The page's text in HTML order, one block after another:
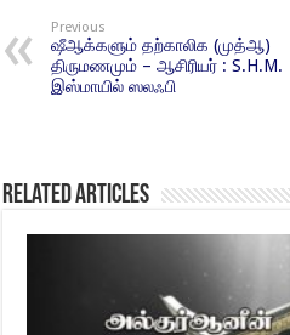
Previous
ஷீஆக்களும் தற்காலிக (முத்ஆ)
திருமணமும் – ஆசிரியர் : S.H.M.
இஸ்மாயில் ஸலஃபி
Related Articles